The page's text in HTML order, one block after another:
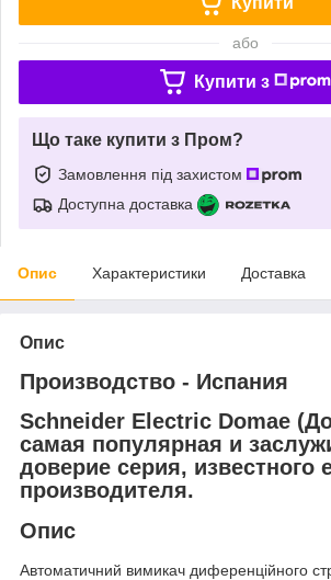
або
Купити з
Що таке купити з Пром?
Замовлення під захистом
Доступна доставка
Опис Характеристики Доставка
Опис
Производство - Испания
Schneider Electric Domae
самая популярная и
доверие серия, известного
производителя.
Опис
Автоматичний вимикач диференційного